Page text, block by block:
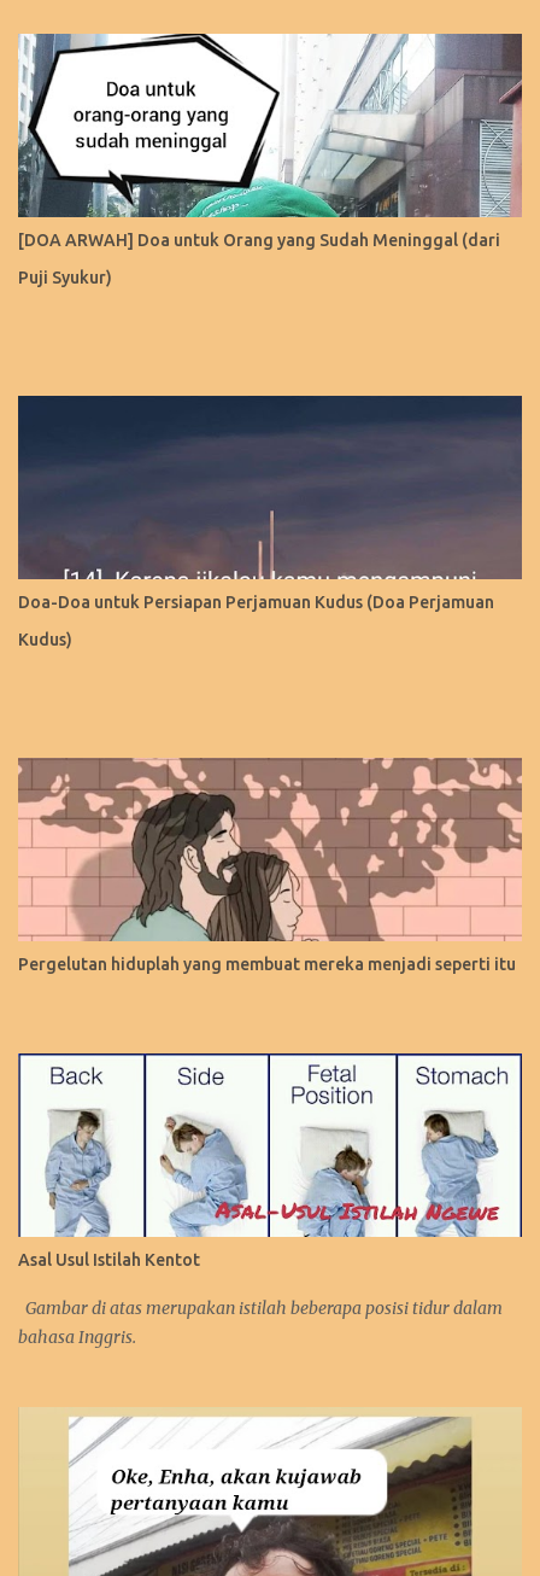
[DOA ARWAH] Doa untuk Orang yang Sudah Meninggal (dari
Puji Syukur)
Doa-Doa untuk Persiapan Perjamuan Kudus (Doa Perjamuan
Kudus)
Pergelutan hiduplah yang membuat mereka menjadi seperti itu
Asal Usul Istilah Kentot
Gambar di atas merupakan istilah beberapa posisi tidur dalam
bahasa Inggris.